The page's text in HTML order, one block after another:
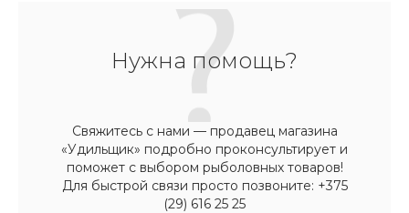
Нужна помощь?
Свяжитесь с нами — продавец магазина
«Удильщик» подробно проконсультирует и
поможет с выбором рыболовных товаров!
Для быстрой связи просто позвоните: +375
(29) 616 25 25